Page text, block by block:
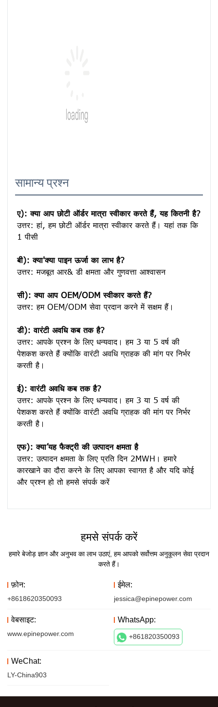
सामान्य प्रश्न
ए): क्या आप छोटी ऑर्डर मात्रा स्वीकार करते हैं, यह कितनी है?
उत्तर: हां, हम छोटी ऑर्डर मात्रा स्वीकार करते हैं। यहां तक ​​कि
1 पीसी
बी): क्या'क्या पाइन ऊर्जा का लाभ है?
उत्तर: मजबूत आर& डी क्षमता और गुणवत्ता आश्वासन
सी): क्या आप OEM/ODM स्वीकार करते हैं?
उत्तर: हम OEM/ODM सेवा प्रदान करने में सक्षम हैं।
डी): वारंटी अवधि कब तक है?
उत्तर: आपके प्रश्न के लिए धन्यवाद। हम 3 या 5 वर्ष की
पेशकश करते हैं क्योंकि वारंटी अवधि ग्राहक की मांग पर निर्भर
करती है।
ई): वारंटी अवधि कब तक है?
उत्तर: आपके प्रश्न के लिए धन्यवाद। हम 3 या 5 वर्ष की
पेशकश करते हैं क्योंकि वारंटी अवधि ग्राहक की मांग पर निर्भर
करती है।
एफ): क्या’यह फैक्ट्री की उत्पादन क्षमता है
उत्तर: उत्पादन क्षमता के लिए प्रति दिन 2MWH। हमारे
कारखाने का दौरा करने के लिए आपका स्वागत है और यदि कोई
हमसे संपर्क करें
हमारे बेजोड़ ज्ञान और अनुभव का लाभ उठाएं, हम आपको सर्वोत्तम अनुकूलन सेवा प्रदान
करते हैं।
फ़ोन:
+8618620350093
ईमेल:
jessica@epinepower.com
वेबसाइट:
www.epinepower.com
WhatsApp:
+861820350093
WeChat:
LY-China903